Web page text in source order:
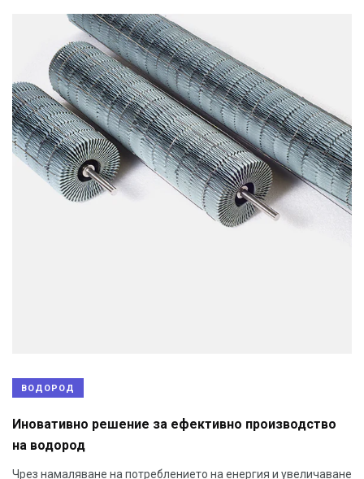
ВОДОРОД
Иновативно решение за ефективно производство
на водород
Чрез намаляване на потреблението на енергия и увеличаване